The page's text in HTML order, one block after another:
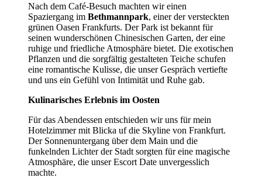
Nach dem Café-Besuch machten wir einen
Spaziergang im Bethmannpark, einer der versteckten
grünen Oasen Frankfurts. Der Park ist bekannt für
seinen wunderschönen Chinesischen Garten, der eine
ruhige und friedliche Atmosphäre bietet. Die exotischen
Pflanzen und die sorgfältig gestalteten Teiche schufen
eine romantische Kulisse, die unser Gespräch vertiefte
und uns ein Gefühl von Intimität und Ruhe gab.
Kulinarisches Erlebnis im Oosten
Für das Abendessen entschieden wir uns für mein
Hotelzimmer mit Blicka uf die Skyline von Frankfurt.
Der Sonnenuntergang über dem Main und die
funkelnden Lichter der Stadt sorgten für eine magische
Atmosphäre, die unser Escort Date unvergesslich
machte.